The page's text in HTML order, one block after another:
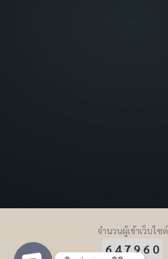
จำนวนผู้เข้าเว็บไซต์
647960